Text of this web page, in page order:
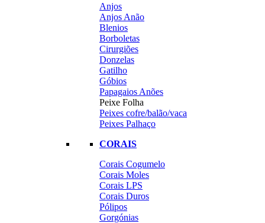
Anjos
Anjos Anão
Blenios
Borboletas
Cirurgiões
Donzelas
Gatilho
Góbios
Papagaios Anões
Peixe Folha
Peixes cofre/balão/vaca
Peixes Palhaço
CORAIS
Corais Cogumelo
Corais Moles
Corais LPS
Corais Duros
Pólipos
Gorgónias